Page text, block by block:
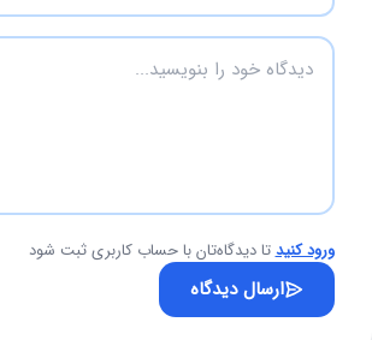
ورود کنیدتا دیدگاه‌تان با حساب کاربری ثبت شود
ارسال دیدگاه